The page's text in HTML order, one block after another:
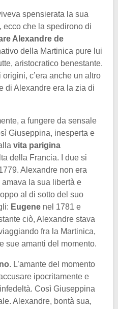
spensierata la sua
ecco che la spedirono di
Alexandre de
della Martinica pure lui
aristocratico benestante.
c’era anche un altro
di Alexandre era la zia di
a fungere da sensale
Giuseppina, inesperta e
vita parigina
della Francia. I due si
Alexandre non era
la sua libertà e
al di sotto del suo
Eugene nel 1781 e
ciò, Alexandre stava
fra la Martinica,
sue amanti del momento.
. L’amante del momento
ipocritamente e
Così Giuseppina
Alexandre, bontà sua,